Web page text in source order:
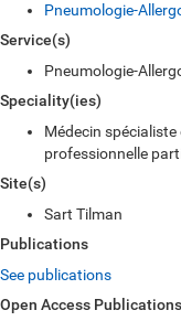
Pneumologie-
Service(s)
Pneumologie-
Speciality(ies)
Médecin
professionnelle
Site(s)
Sart Tilman
Publications
See publications
Open Access Publications